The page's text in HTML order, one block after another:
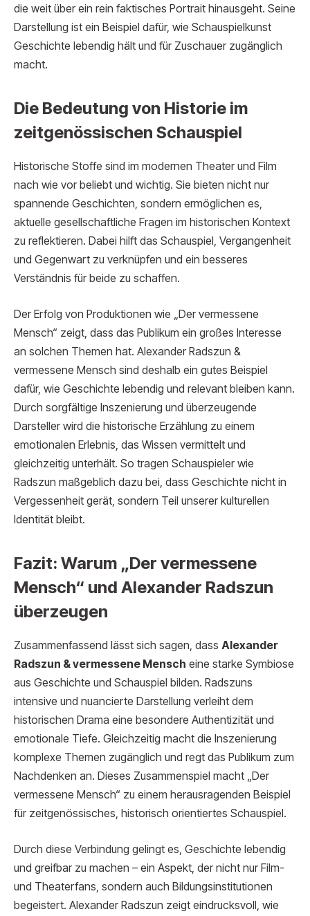
die weit über ein rein faktisches Portrait hinausgeht. Seine
Darstellung ist ein Beispiel dafür, wie Schauspielkunst
Geschichte lebendig hält und für Zuschauer zugänglich
macht.
Die Bedeutung von Historie im
zeitgenössischen Schauspiel
Historische Stoffe sind im modernen Theater und Film
nach wie vor beliebt und wichtig. Sie bieten nicht nur
spannende Geschichten, sondern ermöglichen es,
aktuelle gesellschaftliche Fragen im historischen Kontext
zu reflektieren. Dabei hilft das Schauspiel, Vergangenheit
und Gegenwart zu verknüpfen und ein besseres
Verständnis für beide zu schaffen.
Der Erfolg von Produktionen wie „Der vermessene
Mensch“ zeigt, dass das Publikum ein großes Interesse
an solchen Themen hat. Alexander Radszun &
vermessene Mensch sind deshalb ein gutes Beispiel
dafür, wie Geschichte lebendig und relevant bleiben kann.
Durch sorgfältige Inszenierung und überzeugende
Darsteller wird die historische Erzählung zu einem
emotionalen Erlebnis, das Wissen vermittelt und
gleichzeitig unterhält. So tragen Schauspieler wie
Radszun maßgeblich dazu bei, dass Geschichte nicht in
Vergessenheit gerät, sondern Teil unserer kulturellen
Identität bleibt.
Fazit: Warum „Der vermessene
Mensch“ und Alexander Radszun
überzeugen
Zusammenfassend lässt sich sagen, dass Alexander
Radszun & vermessene Mensch eine starke Symbiose
aus Geschichte und Schauspiel bilden. Radszuns
intensive und nuancierte Darstellung verleiht dem
historischen Drama eine besondere Authentizität und
emotionale Tiefe. Gleichzeitig macht die Inszenierung
komplexe Themen zugänglich und regt das Publikum zum
Nachdenken an. Dieses Zusammenspiel macht „Der
vermessene Mensch“ zu einem herausragenden Beispiel
für zeitgenössisches, historisch orientiertes Schauspiel.
Durch diese Verbindung gelingt es, Geschichte lebendig
und greifbar zu machen – ein Aspekt, der nicht nur Film-
und Theaterfans, sondern auch Bildungsinstitutionen
begeistert. Alexander Radszun zeigt eindrucksvoll, wie